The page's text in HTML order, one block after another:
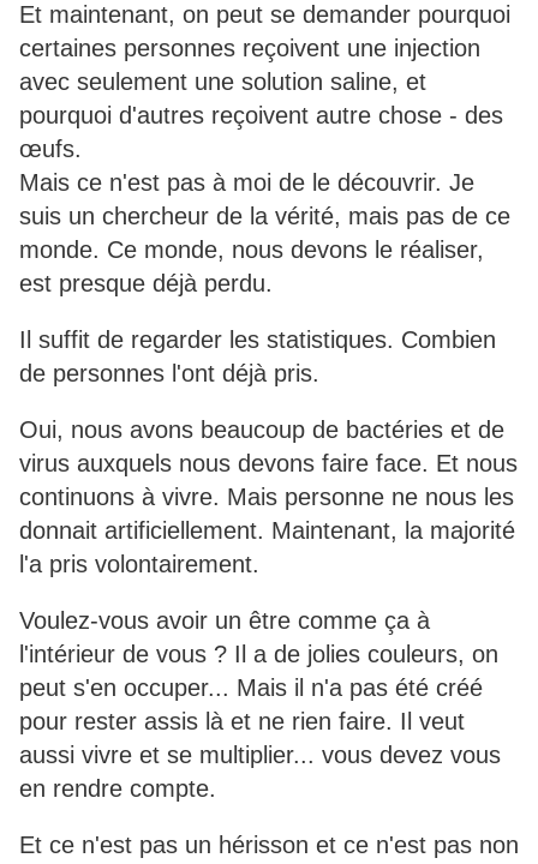
Et maintenant, on peut se demander pourquoi
certaines personnes reçoivent une injection
avec seulement une solution saline, et
pourquoi d'autres reçoivent autre chose - des
œufs.
Mais ce n'est pas à moi de le découvrir. Je
suis un chercheur de la vérité, mais pas de ce
monde. Ce monde, nous devons le réaliser,
est presque déjà perdu.
Il suffit de regarder les statistiques. Combien
de personnes l'ont déjà pris.
Oui, nous avons beaucoup de bactéries et de
virus auxquels nous devons faire face. Et nous
continuons à vivre. Mais personne ne nous les
donnait artificiellement. Maintenant, la majorité
l'a pris volontairement.
Voulez-vous avoir un être comme ça à
l'intérieur de vous ? Il a de jolies couleurs, on
peut s'en occuper... Mais il n'a pas été créé
pour rester assis là et ne rien faire. Il veut
aussi vivre et se multiplier... vous devez vous
en rendre compte.
Et ce n'est pas un hérisson et ce n'est pas non